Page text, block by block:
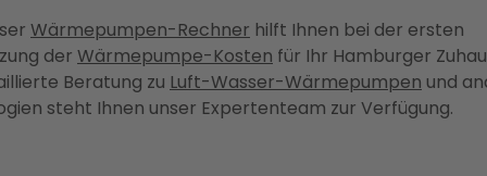
Wärmepumpen-Rechner hilft Ihnen bei der ersten
der Wärmepumpe-Kosten für Ihr Hamburger
Beratung zu Luft-Wasser-Wärmepumpen und
steht Ihnen unser Expertenteam zur Verfügung.